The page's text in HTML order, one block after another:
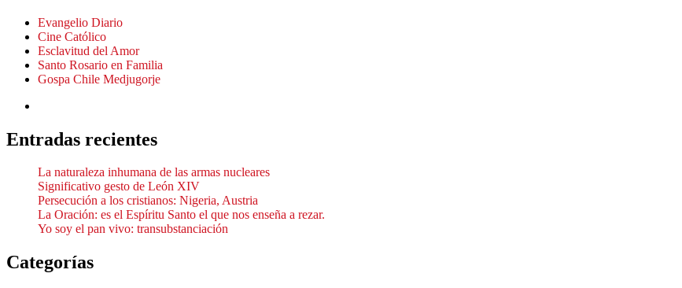
Evangelio Diario
Cine Católico
Esclavitud del Amor
Santo Rosario en Familia
Gospa Chile Medjugorje
Entradas recientes
La naturaleza inhumana de las armas nucleares
Significativo gesto de León XIV
Persecución a los cristianos: Nigeria, Austria
La Oración: es el Espíritu Santo el que nos enseña a rezar.
Yo soy el pan vivo: transubstanciación
Categorías